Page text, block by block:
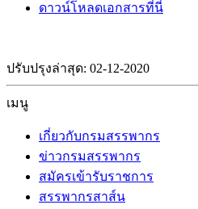
ดาวน์โหลดเอกสารที่นี่
ปรับปรุงล่าสุด: 02-12-2020
เมนู
เกี่ยวกับกรมสรรพากร
ข่าวกรมสรรพากร
สมัครเข้ารับราชการ
สรรพากรสาส์น